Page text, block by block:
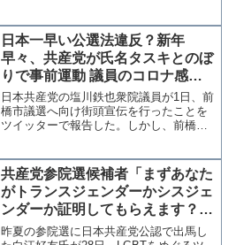
も嫌だから」と述べ、議場に笑いが起こ
る場面があった。「今、自...
日本一早い公選法違反？新年
早々、共産党が氏名タスキとのぼ
りで事前運動 議員のコロナ感染
も密街宣
日本共産党の塩川鉄也衆院議員が1日、前
橋市議選へ向け街頭宣伝を行ったことを
ツイッターで報告した。しかし、前橋市
画の掲示違反及び事前運動の禁止に抵触
する。また、公職の...
共産党参院選候補者「まずあなた
がトランスジェンダーかシスジェ
ンダーか証明してもらえます？」
一般人に性自認の公表を求める投
昨夏の参院選に日本共産党公認で出馬し